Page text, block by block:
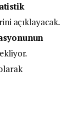
açıklayacak.